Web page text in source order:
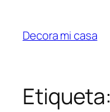
contenido
Decora mi casa
Etiqueta: